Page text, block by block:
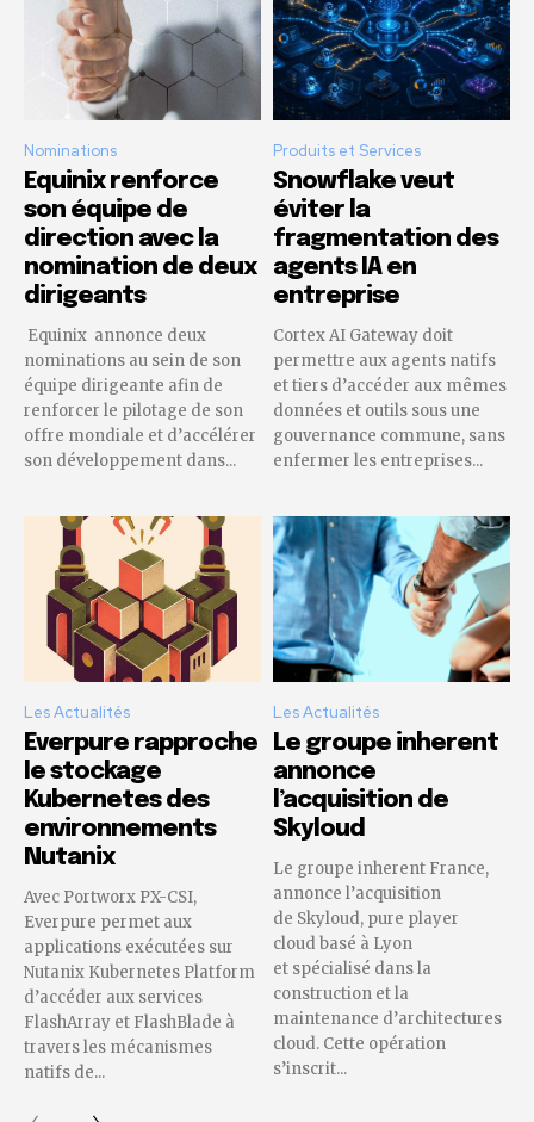
Nominations
Equinix renforce
son équipe de
direction avec la
nomination de deux
dirigeants
Equinix annonce deux
nominations au sein de son
équipe dirigeante afin de
renforcer le pilotage de son
offre mondiale et d’accélérer
son développement dans...
Produits et Services
Snowflake veut
éviter la
fragmentation des
agents IA en
entreprise
Cortex AI Gateway doit
permettre aux agents natifs
et tiers d’accéder aux mêmes
données et outils sous une
gouvernance commune, sans
enfermer les entreprises...
Les Actualités
Everpure rapproche
le stockage
Kubernetes des
environnements
Nutanix
Avec Portworx PX-CSI,
Everpure permet aux
applications exécutées sur
Nutanix Kubernetes Platform
d’accéder aux services
FlashArray et FlashBlade à
travers les mécanismes
natifs de...
Les Actualités
Le groupe inherent
annonce
l’acquisition de
Skyloud
Le groupe inherent France,
annonce l’acquisition
de Skyloud, pure player
cloud basé à Lyon
et spécialisé dans la
construction et la
maintenance d’architectures
cloud. Cette opération
s’inscrit...